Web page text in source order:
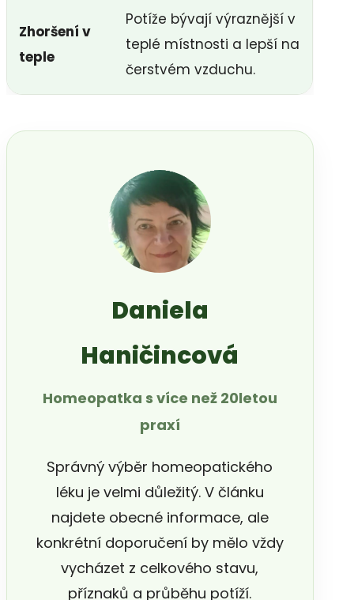
Zhoršení v
teple
Potíže bývají výraznější v
teplé místnosti a lepší na
čerstvém vzduchu.
Daniela
Haničincová
Homeopatka s více než 20letou
praxí
Správný výběr homeopatického
léku je velmi důležitý. V článku
najdete obecné informace, ale
konkrétní doporučení by mělo vždy
vycházet z celkového stavu,
příznaků a průběhu potíží.